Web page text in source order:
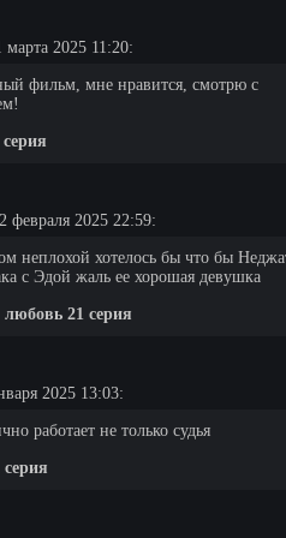
марта 2025 11:20:
фильм, мне нравится, смотрю с
2 февраля 2025 22:59:
неплохой хотелось бы что бы
с Эдой жаль ее хорошая девушка
21 серия
2025 13:03:
работает не только судья